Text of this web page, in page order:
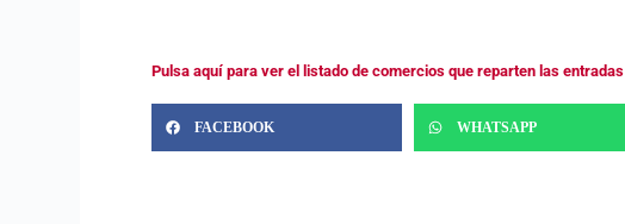
Pulsa aquí para ver el listado de comercios que reparten las entradas
FACEBOOK WHATSAPP